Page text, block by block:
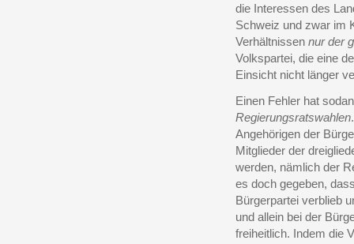
die Interessen des
Schweiz und zwar im
Verhältnissen nur der
Volkspartei, die eine
Einsicht nicht länger
Einen Fehler hat
Regierungsratswahlen
Angehörigen der
Mitglieder der
werden, nämlich der
es doch gegeben,
Bürgerpartei verblieb
und allein bei der
freiheitlich. Indem die